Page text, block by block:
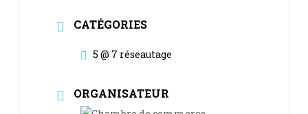
CATÉGORIES
5 @ 7 réseautage
ORGANISATEUR